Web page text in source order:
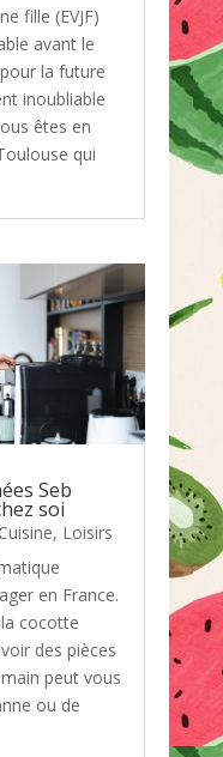
fille (EVJF)
avant le
la future
inoubliable
êtes en
qui
Seb
soi
Cuisine, Loisirs
en France.
cocotte
des pièces
peut vous
ou de